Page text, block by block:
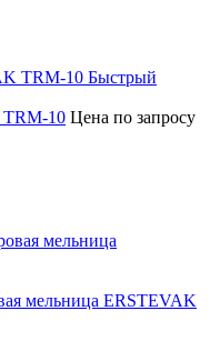
Быстрый
TRM-10 Цена по запросу
мельница ERSTEVAK